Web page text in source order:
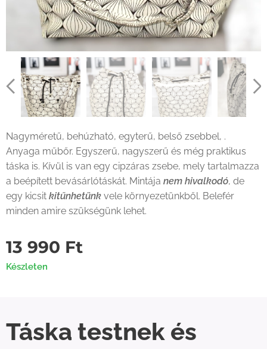
Nagyméretű, behúzható, egyterű, belső zsebbel, .
Anyaga műbőr. Egyszerű, nagyszerű és még praktikus
táska is. Kívül is van egy cipzáras zsebe, mely tartalmazza
a beépített bevásárlótáskát. Mintája nem hivalkodó, de
egy kicsit kitűnhetünk vele környezetünkből. Belefér
minden amire szükségünk lehet.
13 990 Ft
Készleten
Táska testnek és